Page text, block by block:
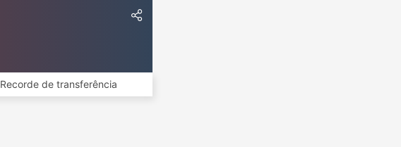
Recorde de transferência